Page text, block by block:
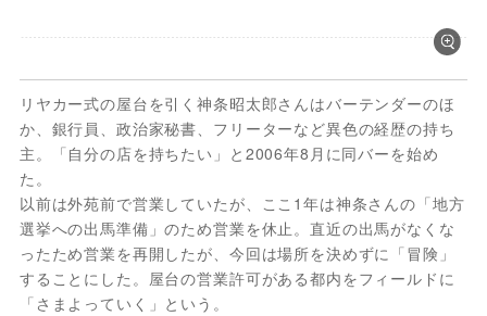
リヤカー式の屋台を引く神条昭太郎さんはバーテンダーのほ
か、銀行員、政治家秘書、フリーターなど異色の経歴の持ち
主。「自分の店を持ちたい」と2006年8月に同バーを始め
た。
以前は外苑前で営業していたが、ここ1年は神条さんの「地方
選挙への出馬準備」のため営業を休止。直近の出馬がなくな
ったため営業を再開したが、今回は場所を決めずに「冒険」
することにした。屋台の営業許可がある都内をフィールドに
「さまよっていく」という。